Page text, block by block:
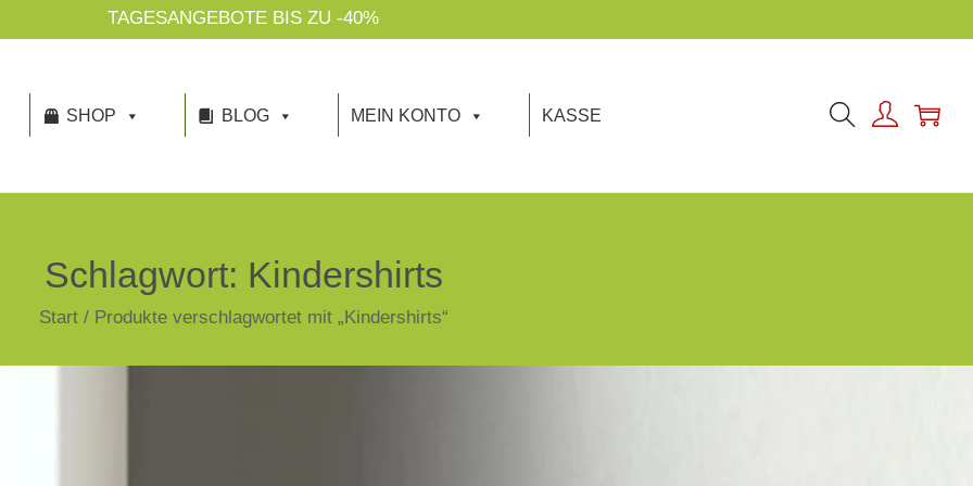
TAGESANGEBOTE BIS ZU -40%
SHOP BLOG MEIN KONTO KASSE
Schlagwort: Kindershirts
Start / Produkte verschlagwortet mit „Kindershirts“